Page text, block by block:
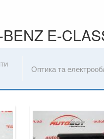
E-
Оптика та